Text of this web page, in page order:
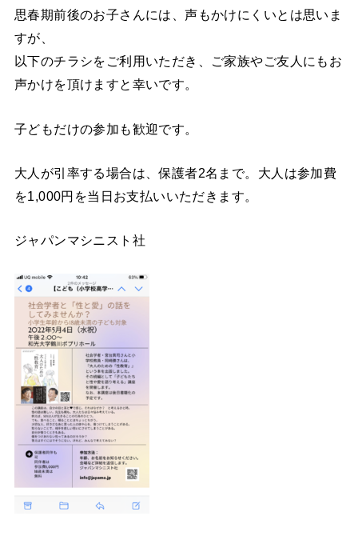
思春期前後のお子さんには、声もかけにくいとは思いま
すが、
以下のチラシをご利用いただき、ご家族やご友人にもお
声かけを頂けますと幸いです。
子どもだけの参加も歓迎です。
大人が引率する場合は、保護者2名まで。大人は参加費
を1,000円を当日お支払いいただきます。
ジャパンマシニスト社